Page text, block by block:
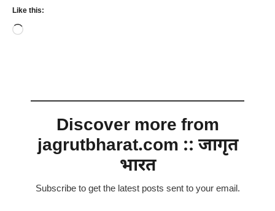
Like this:
Loading…
Discover more from
jagrutbharat.com :: जागृत
भारत
Subscribe to get the latest posts sent to your email.